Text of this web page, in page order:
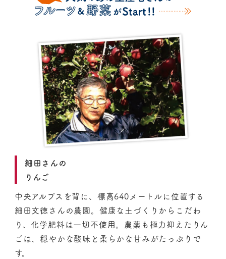
細田さんの
りんご
中央アルプスを背に、標高640メートルに位置する
細田文徳さんの農園。健康な土づくりからこだわ
り、化学肥料は一切不使用。農薬も極力抑えたりん
ごは、穏やかな酸味と柔らかな甘みがたっぷりで
す。